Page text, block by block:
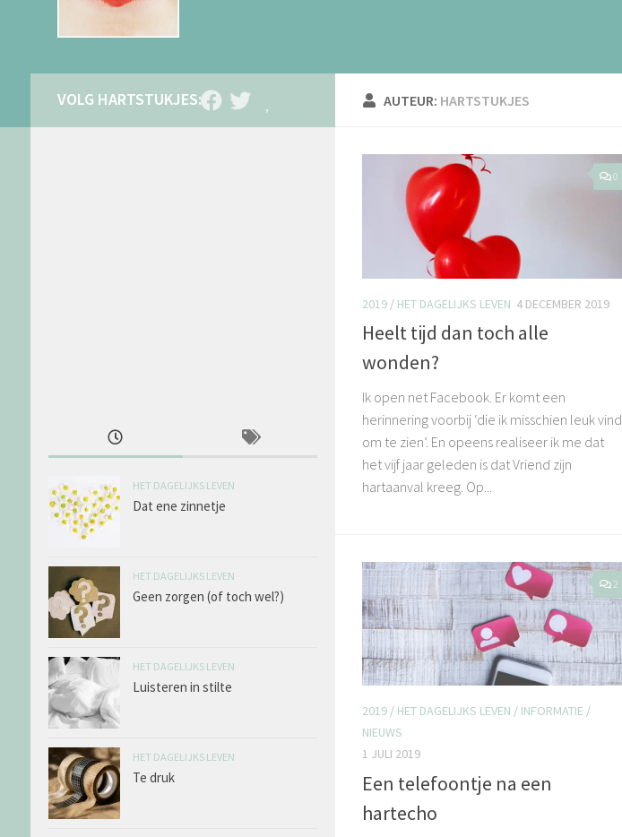
AUTEUR: HARTSTUKJES
0
2019/ HET DAGELIJKS LEVEN 4 DECEMBER 2019
Heelt tijd dan toch alle
wonden?
Ik open net Facebook. Er komt een
herinnering voorbij ‘die ik misschien leuk vind
om te zien’. En opeens realiseer ik me dat
het vijf jaar geleden is dat Vriend zijn
hartaanval kreeg. Op...
2
2019/ HET DAGELIJKS LEVEN / INFORMATIE /
NIEUWS
1 JULI 2019
Een telefoontje na een
hartecho
HET DAGELIJKS LEVEN
Dat ene zinnetje
HET DAGELIJKS LEVEN
Geen zorgen (of toch wel?)
HET DAGELIJKS LEVEN
Luisteren in stilte
HET DAGELIJKS LEVEN
Te druk